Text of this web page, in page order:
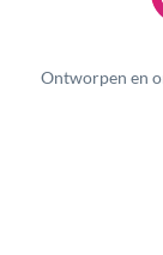
Ontworpen en